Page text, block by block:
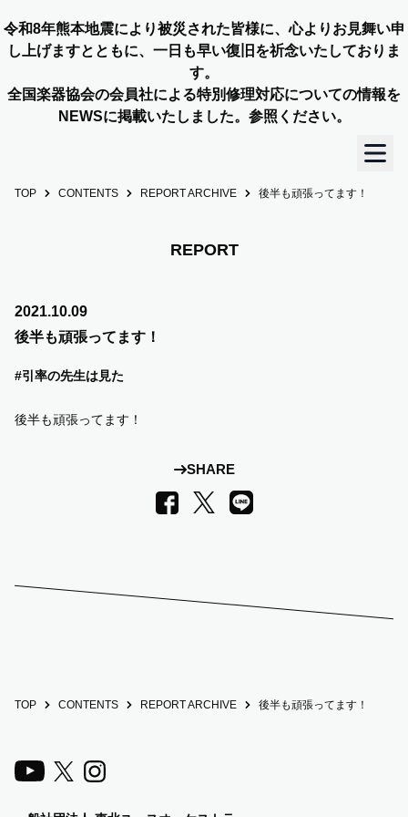
令和8年熊本地震により被災された皆様に、心よりお見舞い申
し上げますとともに、一日も早い復旧を祈念いたしておりま
す。
全国楽器協会の会員社による特別修理対応についての情報を
NEWSに掲載いたしました。参照ください。
TOP
OUR STORY
COMMUNITY
JP / EN
TOP CONTENTS REPORT ARCHIVE 後半も頑張ってます！
REPORT
2021.10.09
後半も頑張ってます！
#引率の先生は見た
後半も頑張ってます！
SHARE
Facebook
X LINE
TOP CONTENTS REPORT ARCHIVE 後半も頑張ってます！